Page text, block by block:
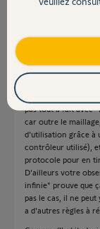
Contact
Pleinement
pas tout à fait avec
car outre le
d'utilisation grâce à
contrôleur utilisé),
protocole pour en
D'ailleurs votre
infinie" prouve que
pas le cas, il ne
a d'autres règles à